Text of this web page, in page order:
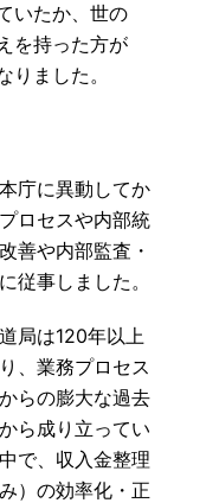
いたか、世の
を持った方が
りました。
庁に異動してか
ロセスや内部統
善や内部監査・
従事しました。
局は120年以上
、業務プロセス
らの膨大な過去
ら成り立ってい
で、収入金整理
）の効率化・正